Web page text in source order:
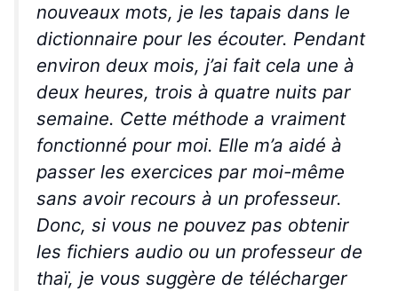
nouveaux mots, je les tapais dans le
dictionnaire pour les écouter. Pendant
environ deux mois, j’ai fait cela une à
deux heures, trois à quatre nuits par
semaine. Cette méthode a vraiment
fonctionné pour moi. Elle m’a aidé à
passer les exercices par moi-même
sans avoir recours à un professeur.
Donc, si vous ne pouvez pas obtenir
les fichiers audio ou un professeur de
thaï, je vous suggère de télécharger